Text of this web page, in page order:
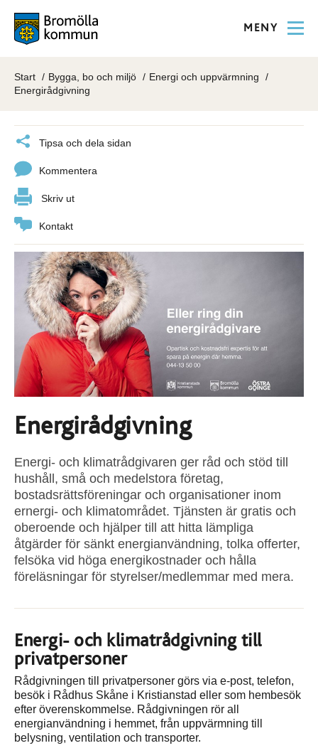
MENY
Start Bygga, bo och miljö
Energi och uppvärmning
Energirådgivning
Tipsa och dela sidan
Kommentera
Skriv ut
Kontakt
Energirådgivning
Energi- och klimatrådgivaren ger råd och stöd till
hushåll, små och medelstora företag,
bostadsrättsföreningar och organisationer inom
ernergi- och klimatområdet. Tjänsten är gratis och
oberoende och hjälper till att hitta lämpliga
åtgärder för sänkt energianvändning, tolka offerter,
felsöka vid höga energikostnader och hålla
föreläsningar för styrelser/medlemmar med mera.
Energi- och klimatrådgivning till
privatpersoner
Rådgivningen till privatpersoner görs via e-post, telefon,
besök i Rådhus Skåne i Kristianstad eller som hembesök
efter överenskommelse. Rådgivningen rör all
energianvändning i hemmet, från uppvärmning till
belysning, ventilation och transporter.